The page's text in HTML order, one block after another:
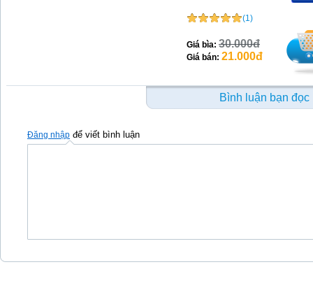
(1)
Giá bìa: 30.000đ
Giá bán: 21.000đ
Bình luận bạn đọc
Đăng nhập để viết bình luận